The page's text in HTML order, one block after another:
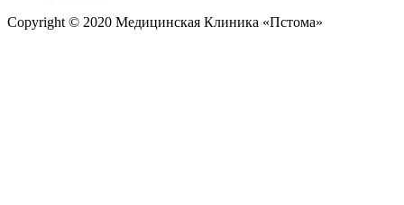
Copyright © 2020 Медицинская Клиника «Пстома»